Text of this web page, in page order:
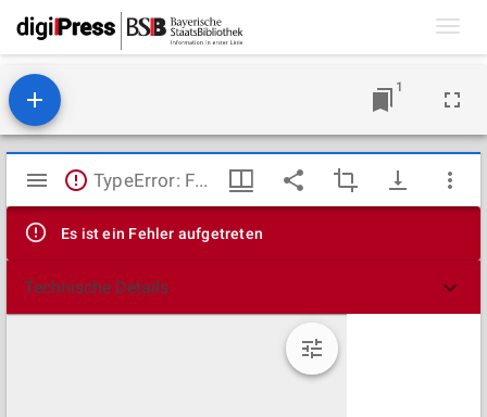
1
Mirador
Viewer
TypeError: Failed to fetch
Es ist ein Fehler aufgetreten
Technische Details